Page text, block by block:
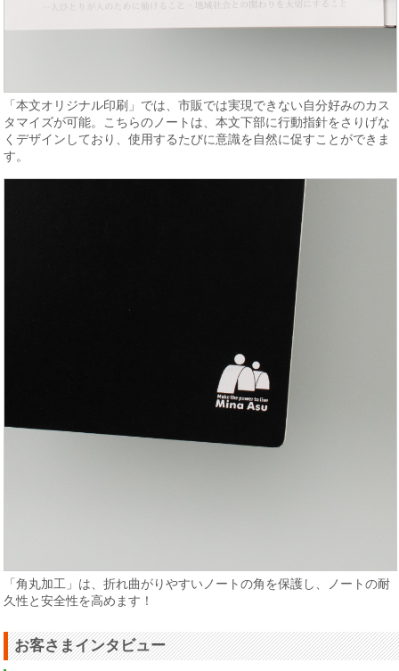
「本文オリジナル印刷」では、市販では実現できない自分好みのカス
タマイズが可能。こちらのノートは、本文下部に行動指針をさりげな
くデザインしており、使用するたびに意識を自然に促すことができま
す。
「角丸加工」は、折れ曲がりやすいノートの角を保護し、ノートの耐
久性と安全性を高めます！
お客さまインタビュー